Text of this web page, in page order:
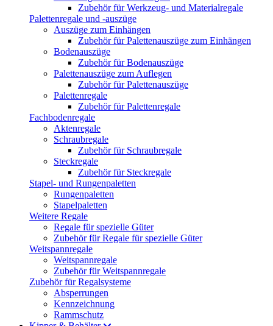
Zubehör für Werkzeug- und Materialregale
Palettenregale und -auszüge
Auszüge zum Einhängen
Zubehör für Palettenauszüge zum Einhängen
Bodenauszüge
Zubehör für Bodenauszüge
Palettenauszüge zum Auflegen
Zubehör für Palettenauszüge
Palettenregale
Zubehör für Palettenregale
Fachbodenregale
Aktenregale
Schraubregale
Zubehör für Schraubregale
Steckregale
Zubehör für Steckregale
Stapel- und Rungenpaletten
Rungenpaletten
Stapelpaletten
Weitere Regale
Regale für spezielle Güter
Zubehör für Regale für spezielle Güter
Weitspannregale
Weitspannregale
Zubehör für Weitspannregale
Zubehör für Regalsysteme
Absperrungen
Kennzeichnung
Rammschutz